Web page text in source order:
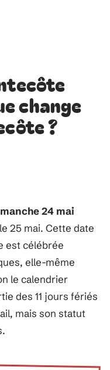
change
?
24 mai
25 mai. Cette date
est célébrée
elle-même
le calendrier
des 11 jours fériés
mais son statut